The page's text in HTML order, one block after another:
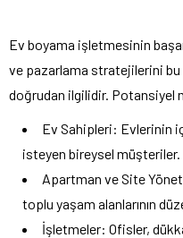
Ev boyama işletmesinin
ve pazarlama stratejilerini
doğrudan ilgilidir. Potansiyel
Ev Sahipleri: Evlerinin
isteyen bireysel müşteriler.
Apartman ve Site
toplu yaşam alanlarının
İşletmeler: Ofisler,